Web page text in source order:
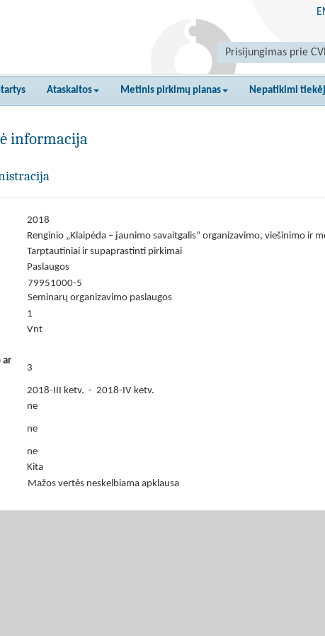
Prisijungimas prie
Ataskaitos Metinis pirkimų planas Nepatikimi
informacija
2018
Renginio „Klaipėda – jaunimo savaitgalis“ organizavimo, viešinimo ir
Tarptautiniai ir supaprastinti pirkimai
Paslaugos
79951000-5
Seminarų organizavimo paslaugos
1
Vnt
ar
3
2018-III ketv. - 2018-IV ketv.
ne
ne
ne
Kita
Mažos vertės neskelbiama apklausa